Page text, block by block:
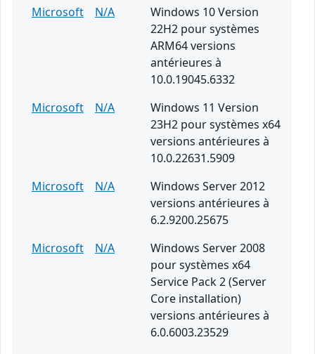
Microsoft
N/A
Windows 10 Version
22H2 pour systèmes
ARM64 versions
antérieures à
10.0.19045.6332
Microsoft
N/A
Windows 11 Version
23H2 pour systèmes x64
versions antérieures à
10.0.22631.5909
Microsoft
N/A
Windows Server 2012
versions antérieures à
6.2.9200.25675
Microsoft
N/A
Windows Server 2008
pour systèmes x64
Service Pack 2 (Server
Core installation)
versions antérieures à
6.0.6003.23529